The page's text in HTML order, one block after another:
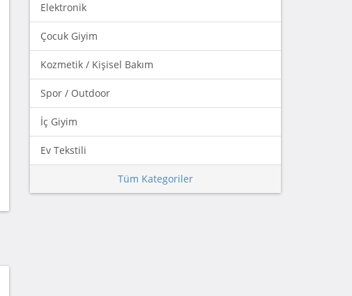
Elektronik
Çocuk Giyim
Kozmetik / Kişisel Bakım
Spor / Outdoor
İç Giyim
Ev Tekstili
Tüm Kategoriler